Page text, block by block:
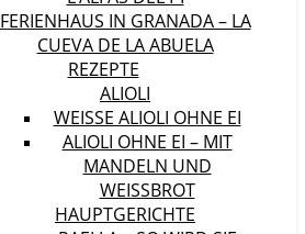
FERIENHAUS IN GRANADA – LA
CUEVA DE LA ABUELA
REZEPTE
ALIOLI
WEISSE ALIOLI OHNE EI
ALIOLI OHNE EI – MIT
MANDELN UND
WEISSBROT
HAUPTGERICHTE